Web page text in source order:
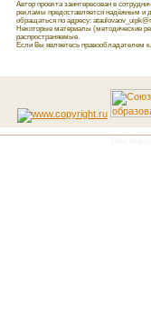
Автор проекта заинтересован в
рекламы предоставляется надёжным и
обращаться по адресу:
Некоторые материалы (методические
распространяемые.
Если Вы являетесь правообладателем